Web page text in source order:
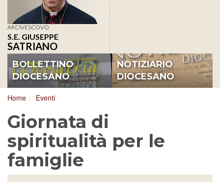
ARCIVESCOVO
S.E. GIUSEPPE
SATRIANO
BOLLETTINO
DIOCESANO
NOTIZIARIO
DIOCESANO
Home Eventi
Giornata di
spiritualità per le
famiglie